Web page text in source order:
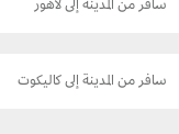
سافر من المدينة إلى لاهور
سافر من المدينة إلى كاليكوت